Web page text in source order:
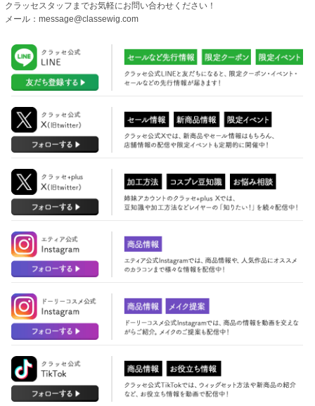
クラッセスタッフまでお気軽にお問い合わせください！
メール：message@classewig.com